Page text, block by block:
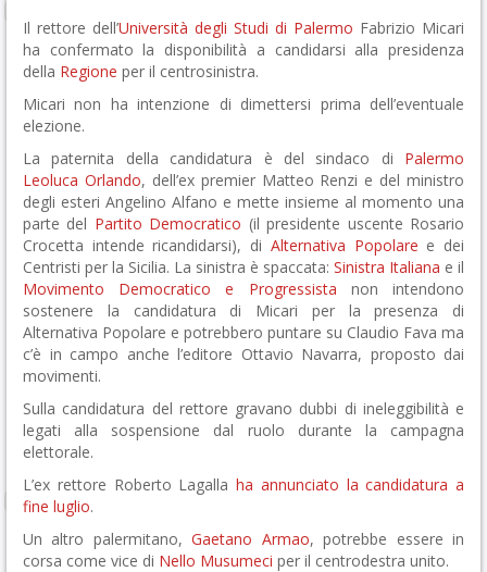
Il rettore dell’Università degli Studi di Palermo Fabrizio Micari
ha confermato la disponibilità a candidarsi alla presidenza
della Regione per il centrosinistra.
Micari non ha intenzione di dimettersi prima dell’eventuale
elezione.
La paternita della candidatura è del sindaco di Palermo
Leoluca Orlando, dell’ex premier Matteo Renzi e del ministro
degli esteri Angelino Alfano e mette insieme al momento una
parte del Partito Democratico (il presidente uscente Rosario
Crocetta intende ricandidarsi), di Alternativa Popolare e dei
Centristi per la Sicilia. La sinistra è spaccata: Sinistra Italiana e il
Movimento Democratico e Progressista non intendono
sostenere la candidatura di Micari per la presenza di
Alternativa Popolare e potrebbero puntare su Claudio Fava ma
c’è in campo anche l’editore Ottavio Navarra, proposto dai
movimenti.
Sulla candidatura del rettore gravano dubbi di ineleggibilità e
legati alla sospensione dal ruolo durante la campagna
elettorale.
L’ex rettore Roberto Lagalla ha annunciato la candidatura a
fine luglio.
Un altro palermitano,Gaetano Armao, potrebbe essere in
corsa come vice di Nello Musumeci per il centrodestra unito.